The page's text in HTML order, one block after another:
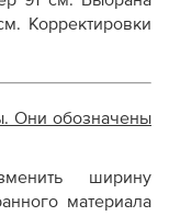
Корректировки
Они обозначены
ширину
материала